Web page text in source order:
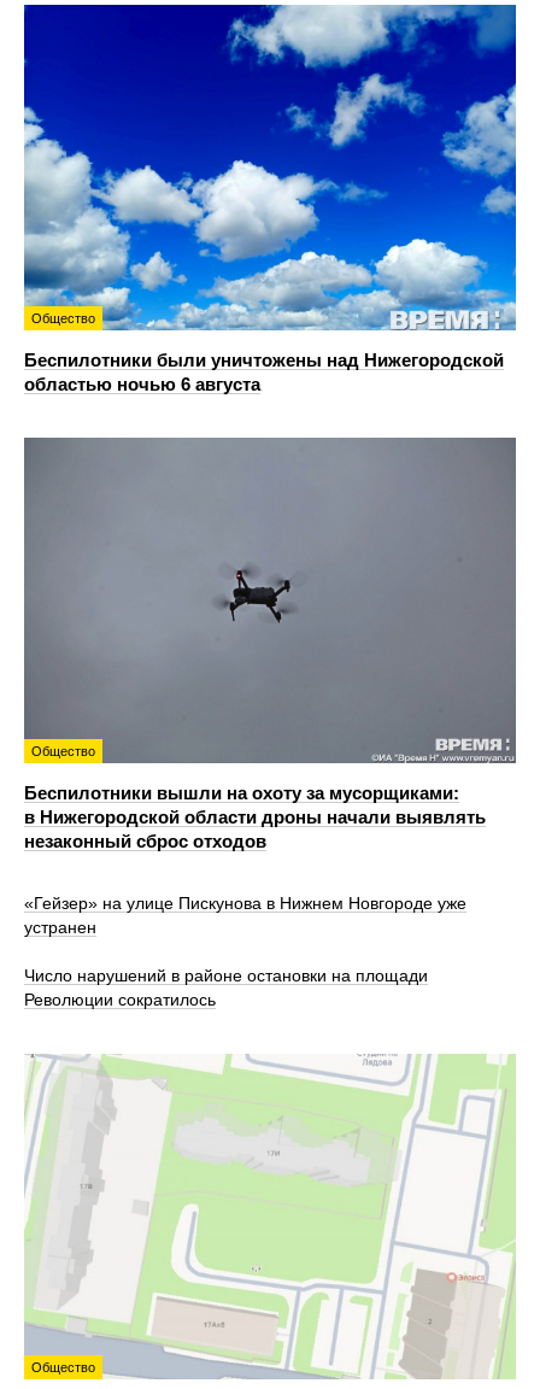
Общество
Беспилотники были уничтожены над Нижегородской
областью ночью 6 августа
Общество
Беспилотники вышли на охоту за мусорщиками:
в Нижегородской области дроны начали выявлять
незаконный сброс отходов
«Гейзер» на улице Пискунова в Нижнем Новгороде уже
устранен
Число нарушений в районе остановки на площади
Революции сократилось
Общество